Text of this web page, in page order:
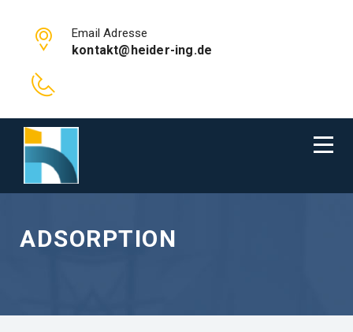
Email Adresse
kontakt@heider-ing.de
ADSORPTION